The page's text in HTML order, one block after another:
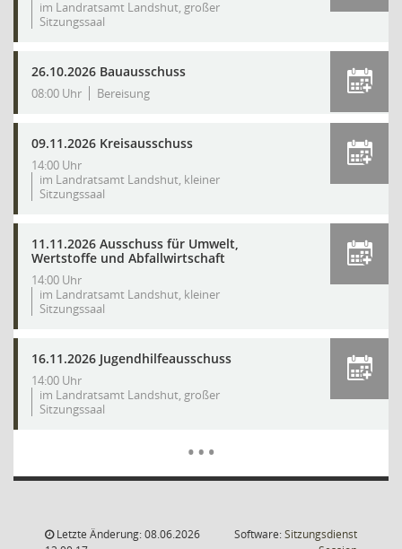
im Landratsamt Landshut, großer
Sitzungssaal
26.10.2026 Bauausschuss
08:00 Uhr Bereisung
09.11.2026 Kreisausschuss
14:00 Uhr
im Landratsamt Landshut, kleiner
Sitzungssaal
11.11.2026 Ausschuss für Umwelt,
Wertstoffe und Abfallwirtschaft
14:00 Uhr
im Landratsamt Landshut, kleiner
Sitzungssaal
16.11.2026 Jugendhilfeausschuss
14:00 Uhr
im Landratsamt Landshut, großer
Sitzungssaal
…
Letzte Änderung: 08.06.2026
Software:Sitzungsdienst